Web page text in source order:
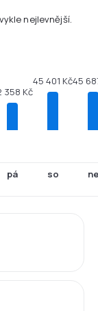
nejlevnější.
358 Kč
pá
45 401 Kč
so
45
ne